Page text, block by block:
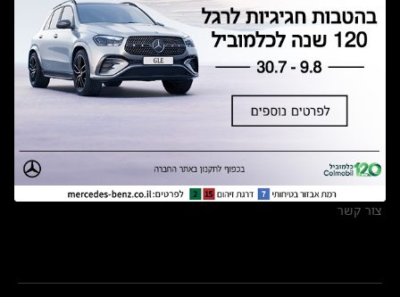
תקנון ימי מכירות 120 לכלמוביל
מצאו אותנו
אולמות תצוגה
מרכזי שירות
צור קשר